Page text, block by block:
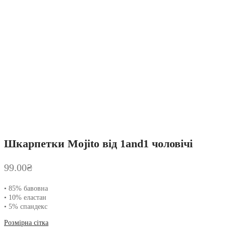
Шкарпетки Mojito від 1and1 чоловічі
99.00₴
• 85% бавовна
• 10% еластан
• 5% спандекс
Розмірна сітка